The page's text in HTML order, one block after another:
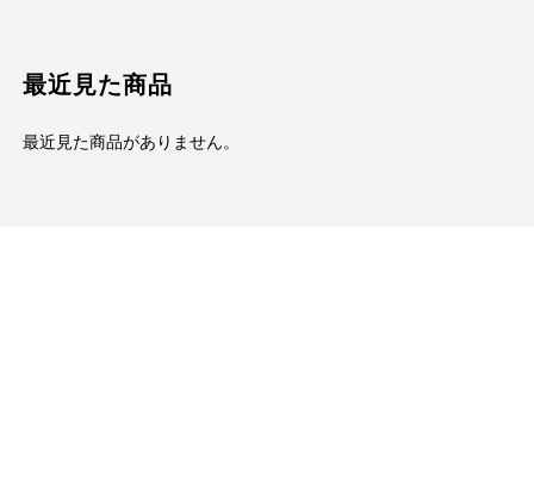
最近見た商品
最近見た商品がありません。